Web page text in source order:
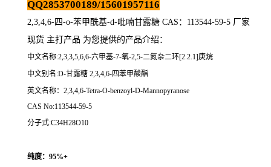
QQ2853700189/15601957116
2,3,4,6-四-o-苯甲酰基-d-吡喃甘露糖 CAS：113544-59-5 厂家
现货 主打产品 为您提供的产品介绍 ：
中文名称:2,3,3,5,6,6-六甲基-7-氧-2,5-二氮杂二环[2.2.1]庚烷
中文别名:D-甘露糖 2,3,4,6-四苯甲酸酯
英文名称：2,3,4,6-Tetra-O-benzoyl-D-Mannopyranose
CAS No:113544-59-5
分子式:C34H28O10
纯度：95%+